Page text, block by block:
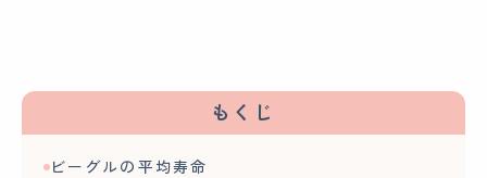
もくじ
ビーグルの平均寿命